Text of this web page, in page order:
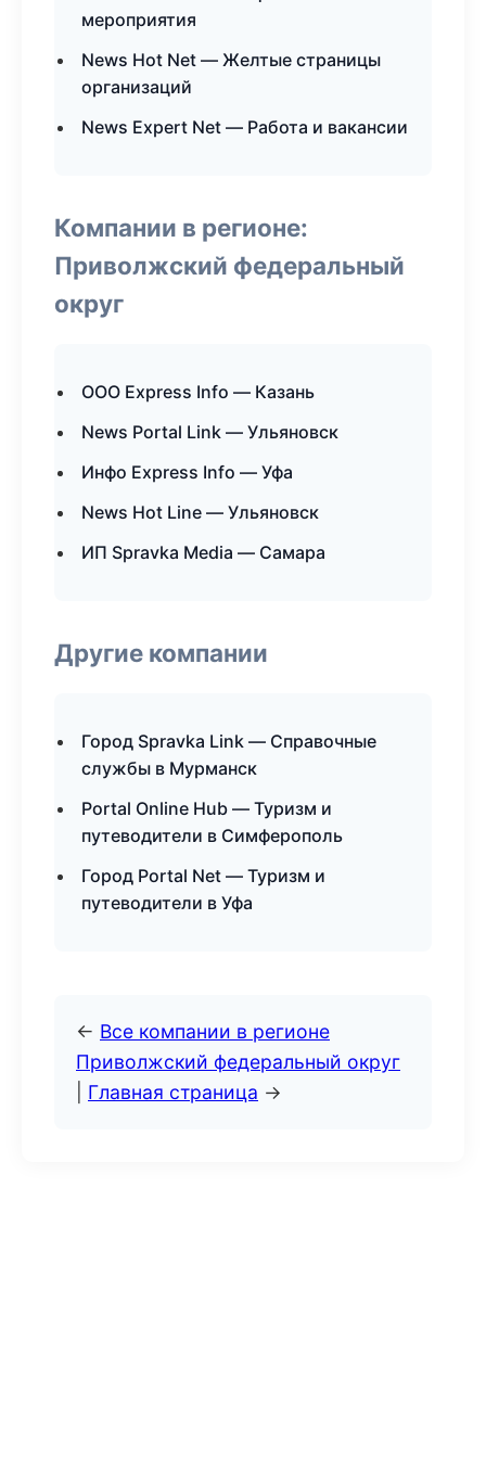
мероприятия
News Hot Net — Желтые страницы
организаций
News Expert Net — Работа и вакансии
Компании в регионе:
Приволжский федеральный
округ
ООО Express Info — Казань
News Portal Link — Ульяновск
Инфо Express Info — Уфа
News Hot Line — Ульяновск
ИП Spravka Media — Самара
Другие компании
Город Spravka Link — Справочные
службы в Мурманск
Portal Online Hub — Туризм и
путеводители в Симферополь
Город Portal Net — Туризм и
путеводители в Уфа
← Все компании в регионе
Приволжский федеральный округ
Главная страница →